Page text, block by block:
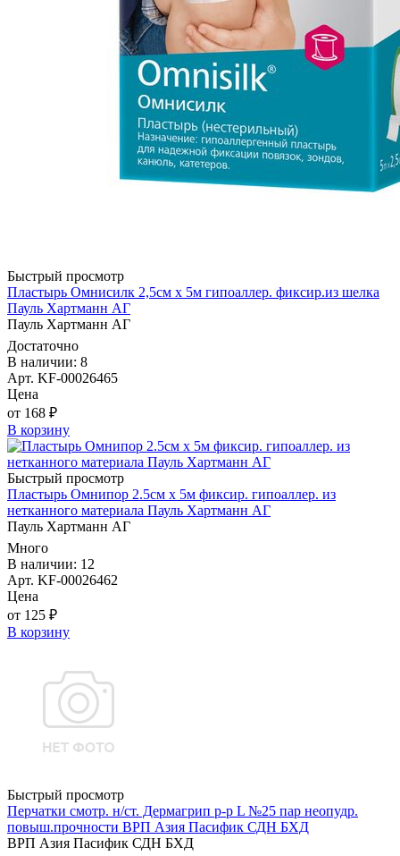
Быстрый просмотр
Пластырь Омнисилк 2,5см х 5м гипоаллер. фиксир.из шелка
Пауль Хартманн AГ
Пауль Хартманн AГ
Достаточно
В наличии: 8
Арт. KF-00026465
Цена
от 168 ₽
В корзину
Быстрый просмотр
Пластырь Омнипор 2.5см х 5м фиксир. гипоаллер. из
нетканного материала Пауль Хартманн AГ
Пауль Хартманн AГ
Много
В наличии: 12
Арт. KF-00026462
Цена
от 125 ₽
В корзину
Быстрый просмотр
Перчатки смотр. н/ст. Дермагрип р-р L №25 пар неопудр.
повыш.прочности ВРП Азия Пасифик СДН БХД
ВРП Азия Пасифик СДН БХД